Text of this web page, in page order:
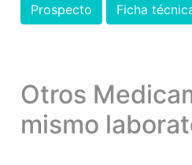
Prospecto Ficha
Otros
mismo